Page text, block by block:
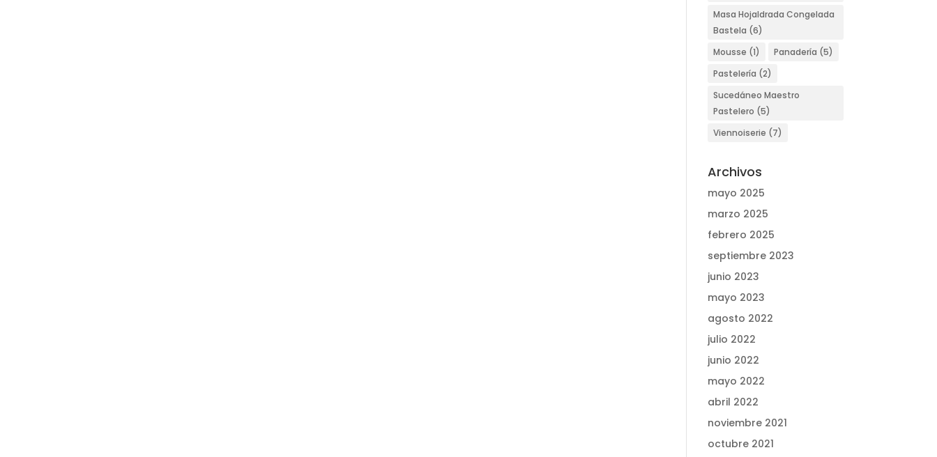
Masa Hojaldrada Congelada
Bastela (6)
Mousse (1) Panadería (5)
Pastelería (2)
Sucedáneo Maestro
Pastelero (5)
Viennoiserie (7)
Archivos
mayo 2025
marzo 2025
febrero 2025
septiembre 2023
junio 2023
mayo 2023
agosto 2022
julio 2022
junio 2022
mayo 2022
abril 2022
noviembre 2021
octubre 2021